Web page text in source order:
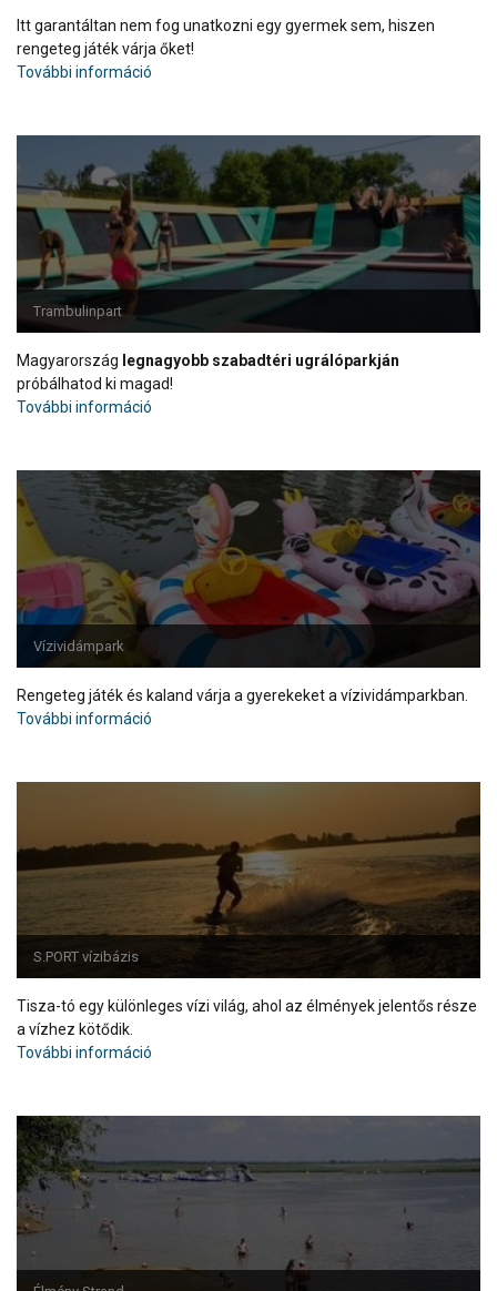
Itt garantáltan nem fog unatkozni egy gyermek sem, hiszen
rengeteg játék várja őket!
További információ
Trambulinpart
Magyarország legnagyobb szabadtéri ugrálóparkján
próbálhatod ki magad!
További információ
Vízividámpark
Rengeteg játék és kaland várja a gyerekeket a vízividámparkban.
További információ
S.PORT vízibázis
Tisza-tó egy különleges vízi világ, ahol az élmények jelentős része
a vízhez kötődik.
További információ